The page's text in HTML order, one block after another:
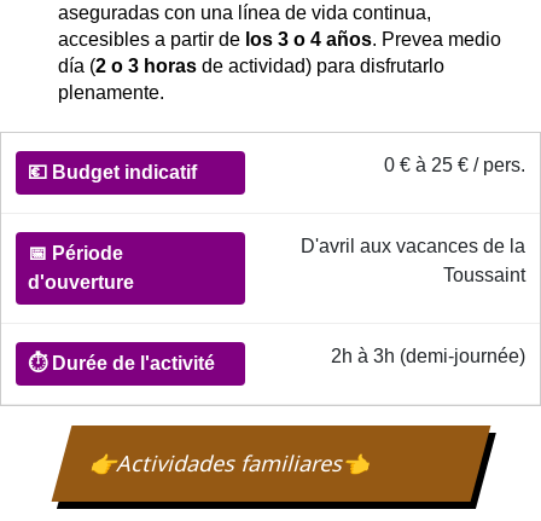
aseguradas con una línea de vida continua,
accesibles a partir de los 3 o 4 años. Prevea medio
día (2 o 3 horas de actividad) para disfrutarlo
plenamente.
Informations pratiques pour les Activités et parcs de
💶
indicatif
Période
d'ouverture
Durée
0 € à 25 € / pers.
D'avril aux vacances de la
Toussaint
2h à 3h (demi-journée)
👉Actividades familiares👈